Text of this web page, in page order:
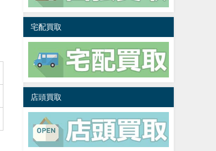
宅配買取
店頭買取